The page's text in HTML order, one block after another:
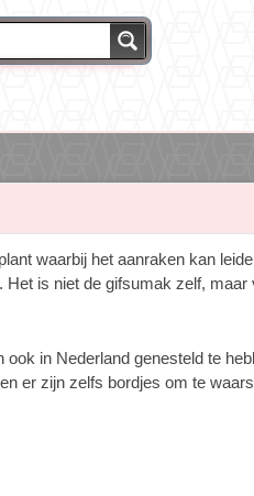
waarbij het aanraken kan
Het is niet de gifsumak zelf, maar
in Nederland genesteld te
er zijn zelfs bordjes om te